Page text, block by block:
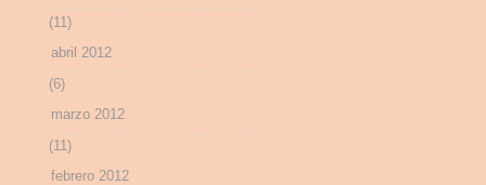
(11)
abril 2012
(6)
marzo 2012
(11)
febrero 2012